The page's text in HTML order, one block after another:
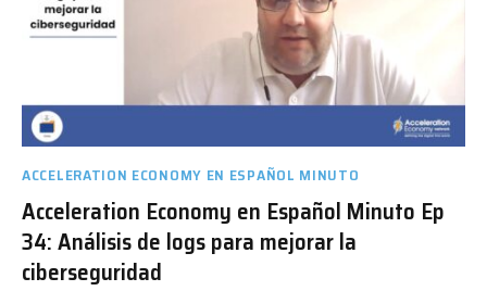
ACCELERATION ECONOMY EN ESPAÑOL MINUTO
Acceleration Economy en Español Minuto Ep
34: Análisis de logs para mejorar la
ciberseguridad